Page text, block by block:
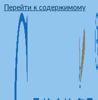
Перейти к содержимому